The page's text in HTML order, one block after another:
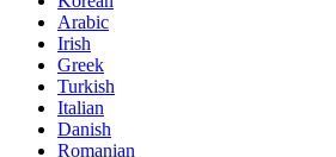
Arabic
Irish
Greek
Turkish
Italian
Danish
Romanian